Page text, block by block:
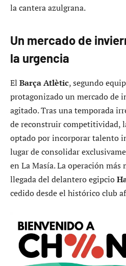
la cantera azulgrana.
Un mercado de
la urgencia
El Barça Atlètic, segundo
protagonizado un mercado de
agitado. Tras una temporada
de reconstruir competitividad,
optado por incorporar talento
lugar de consolidar
en La Masía. La operación más
llegada del delantero egipcio
cedido desde el histórico club